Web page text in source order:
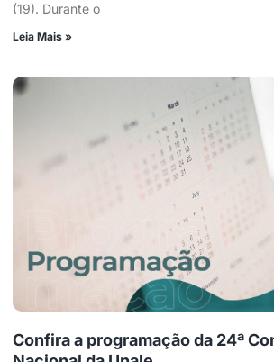
(19). Durante o
Leia Mais »
Confira a programação da 24ª